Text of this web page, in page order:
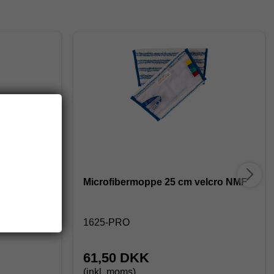
Microfibermoppe 25 cm velcro NMF
1625-PRO
61,50 DKK
(inkl. moms)